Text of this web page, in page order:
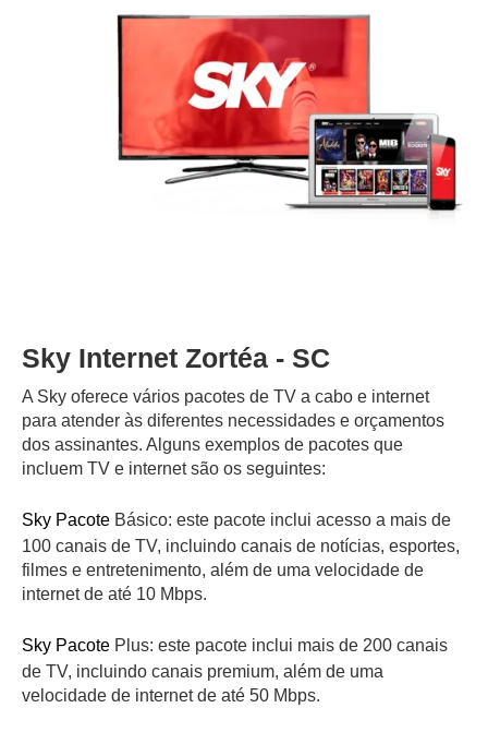
Sky Internet Zortéa - SC
A Sky oferece vários pacotes de TV a cabo e internet
para atender às diferentes necessidades e orçamentos
dos assinantes. Alguns exemplos de pacotes que
incluem TV e internet são os seguintes:
Sky Pacote Básico: este pacote inclui acesso a mais de
100 canais de TV, incluindo canais de notícias, esportes,
filmes e entretenimento, além de uma velocidade de
internet de até 10 Mbps.
Sky Pacote Plus: este pacote inclui mais de 200 canais
de TV, incluindo canais premium, além de uma
velocidade de internet de até 50 Mbps.